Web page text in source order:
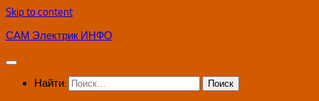
Skip to content
САМ Электрик ИНФО
Найти: